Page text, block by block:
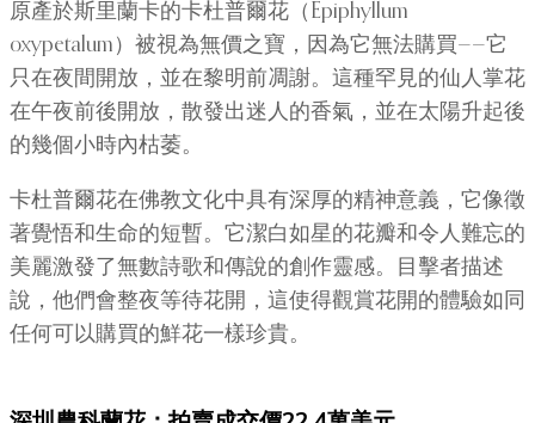
原產於斯里蘭卡的卡杜普爾花（Epiphyllum
oxypetalum）被視為無價之寶，因為它無法購買——它
只在夜間開放，並在黎明前凋謝。這種罕見的仙人掌花
在午夜前後開放，散發出迷人的香氣，並在太陽升起後
的幾個小時內枯萎。
卡杜普爾花在佛教文化中具有深厚的精神意義，它像徵
著覺悟和生命的短暫。它潔白如星的花瓣和令人難忘的
美麗激發了無數詩歌和傳說的創作靈感。目擊者描述
說，他們會整夜等待花開，這使得觀賞花開的體驗如同
任何可以購買的鮮花一樣珍貴。